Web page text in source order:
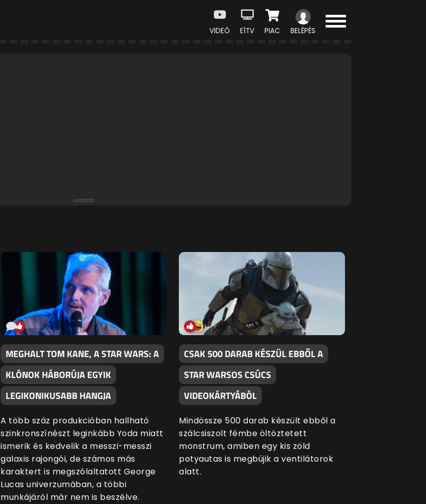
VIDEÓ E1TV PIAC BELÉPÉS
MEGHALT TOM KANE, A STAR WARS: A
KLÓNOK HÁBORÚJA EGYIK
LEGIKONIKUSABB HANGJA
A több száz produkcióban hallható
szinkronszínészt leginkább Yoda miatt
ismerik és kedvelik a messzi-messzi
galaxis rajongói, de számos más
karaktert is megszólaltatott George
Lucas univerzumában, a többi
munkájáról már nem is beszélve.
CSAK 500 DARAB KÉSZÜL EBBŐL A
STAR WARSOS CSÚCS
VIDEOKÁRTYÁBÓL
Mindössze 500 darab készült ebből a
szálcsiszolt fémbe öltöztetett
monstrum, amiben egy kis zöld
potyautas is megbújik a ventilátorok
alatt.